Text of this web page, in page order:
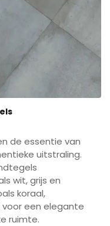
de essentie van
uitstraling.
wit, grijs en
koraal,
een elegante
ruimte.